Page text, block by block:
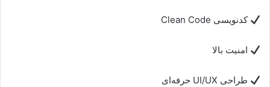
کدنویسی Clean Code
امنیت بالا
طراحی UI/UX حرفه‌ای